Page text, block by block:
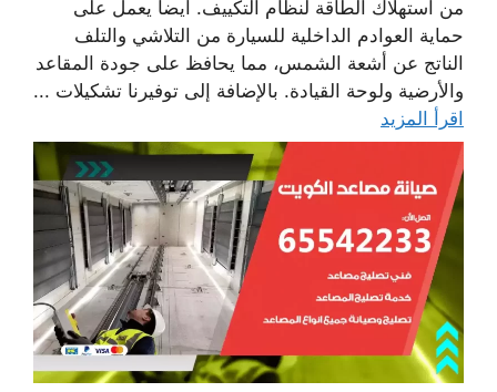
من استهلاك الطاقة لنظام التكييف. أيضا يعمل على
حماية العوادم الداخلية للسيارة من التلاشي والتلف
الناتج عن أشعة الشمس، مما يحافظ على جودة المقاعد
والأرضية ولوحة القيادة. بالإضافة إلى توفيرنا تشكيلات ...
اقرأ المزيد